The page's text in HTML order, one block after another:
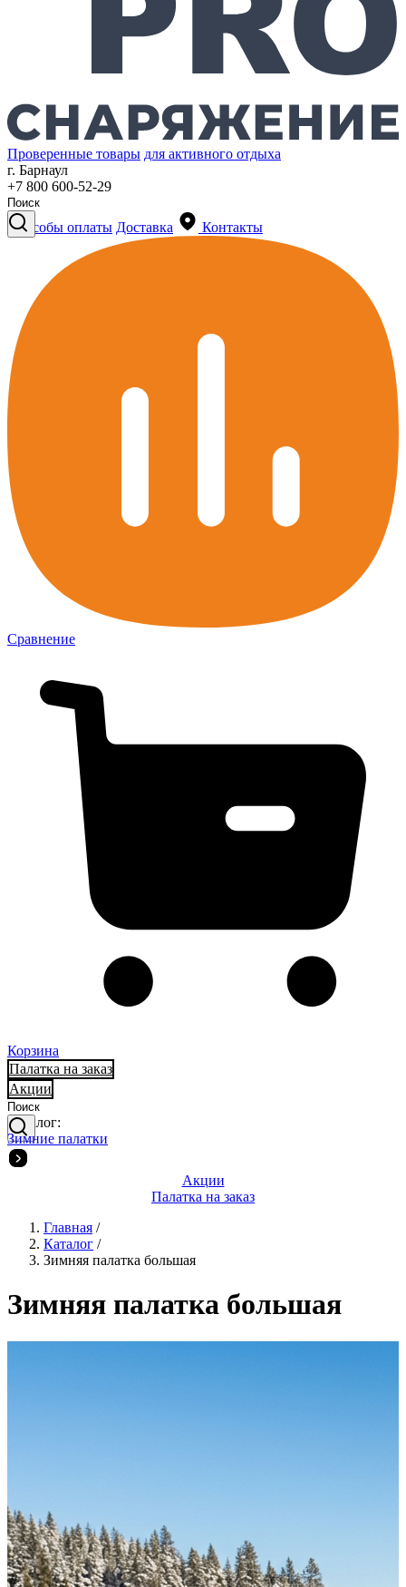
Проверенные товары для активного отдыха
г. Барнаул
+7 800 600-52-29
Способы оплаты Доставка Контакты
Сравнение
Корзина
Палатка на заказ
Акции
Каталог:
Зимние палатки
Акции
Палатка на заказ
Главная /
Каталог /
Зимняя палатка большая
Зимняя палатка большая